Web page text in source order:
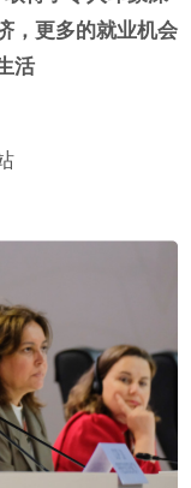
，更多的就业机会
活